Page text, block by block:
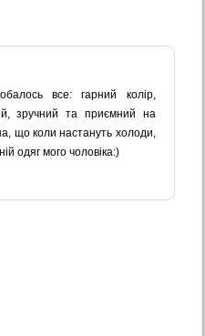
все: гарний колір,
зручний та приємний на
що коли настануть холоди,
одяг мого чоловіка:)